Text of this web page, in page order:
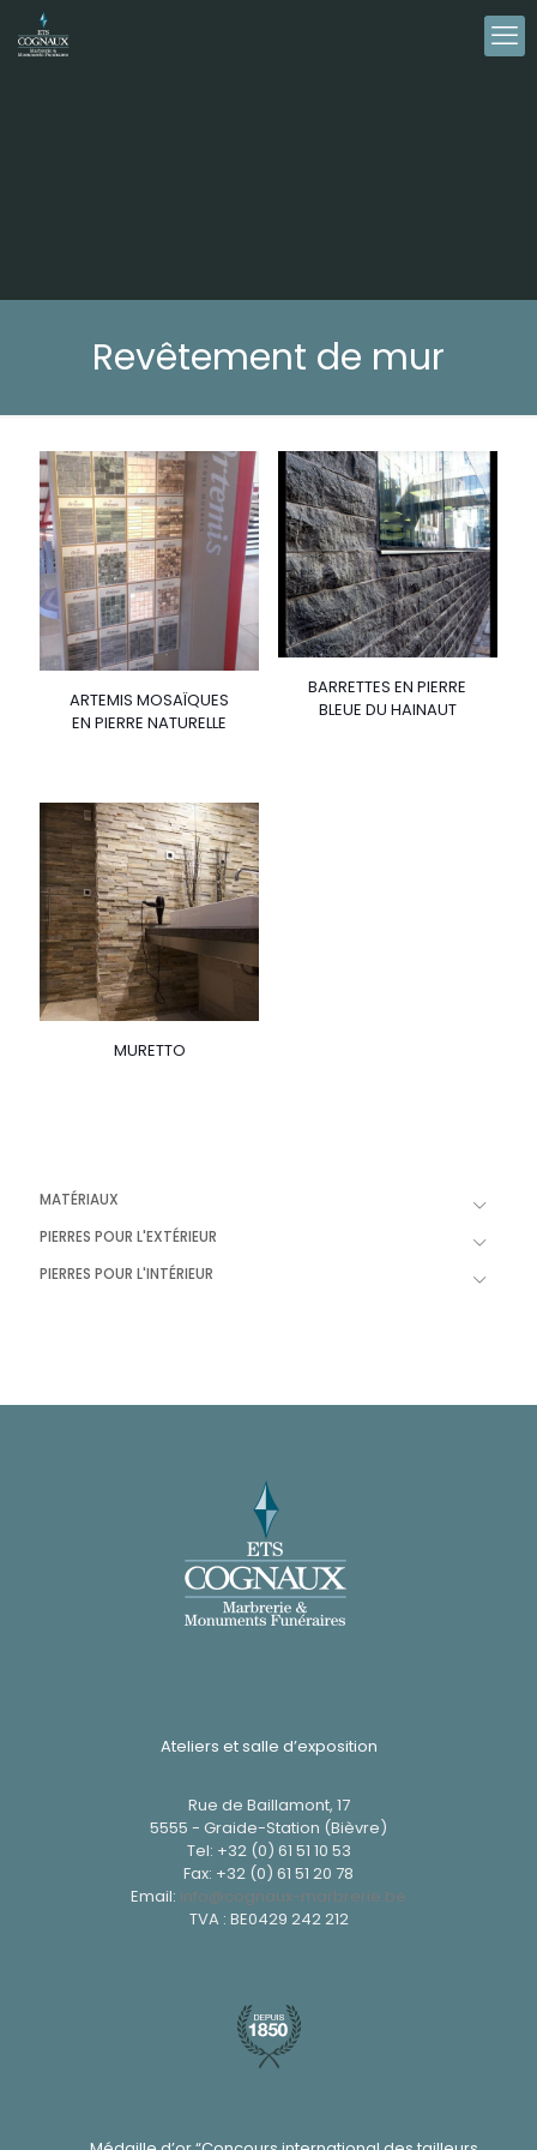
Revêtement de mur
ARTEMIS MOSAÏQUES
EN PIERRE NATURELLE
BARRETTES EN PIERRE
BLEUE DU HAINAUT
MURETTO
MATÉRIAUX
PIERRES POUR L'EXTÉRIEUR
PIERRES POUR L'INTÉRIEUR
Ateliers et salle d’exposition
Rue de Baillamont, 17
5555 - Graide-Station (Bièvre)
Tel: +32 (0) 61 51 10 53
Fax: +32 (0) 61 51 20 78
Email: info@cognaux-marbrerie.be
TVA : BE0429 242 212